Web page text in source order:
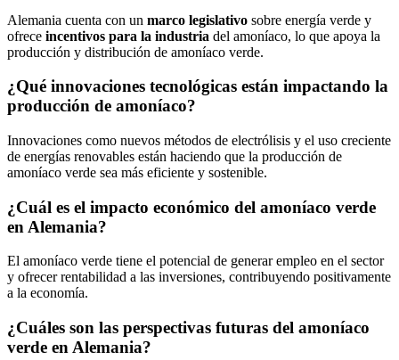
Alemania cuenta con un marco legislativo sobre energía verde y
ofrece incentivos para la industria del amoníaco, lo que apoya la
producción y distribución de amoníaco verde.
¿Qué innovaciones tecnológicas están impactando la
producción de amoníaco?
Innovaciones como nuevos métodos de electrólisis y el uso creciente
de energías renovables están haciendo que la producción de
amoníaco verde sea más eficiente y sostenible.
¿Cuál es el impacto económico del amoníaco verde
en Alemania?
El amoníaco verde tiene el potencial de generar empleo en el sector
y ofrecer rentabilidad a las inversiones, contribuyendo positivamente
a la economía.
¿Cuáles son las perspectivas futuras del amoníaco
verde en Alemania?